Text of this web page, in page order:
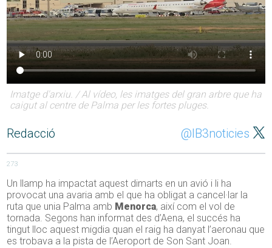
Imatge d'arxiu. / Al vídeo, les imatges del gran arbre que ha
caigut al centre de Palma per les fortes pluges.
Redacció @IB3noticies
273
Un llamp ha impactat aquest dimarts en un avió i li ha
provocat una avaria amb el que ha obligat a cancel·lar la
ruta que unia Palma amb Menorca, així com el vol de
tornada. Segons han informat des d’Aena, el succés ha
tingut lloc aquest migdia quan el raig ha danyat l’aeronau que
es trobava a la pista de l’Aeroport de Son Sant Joan.